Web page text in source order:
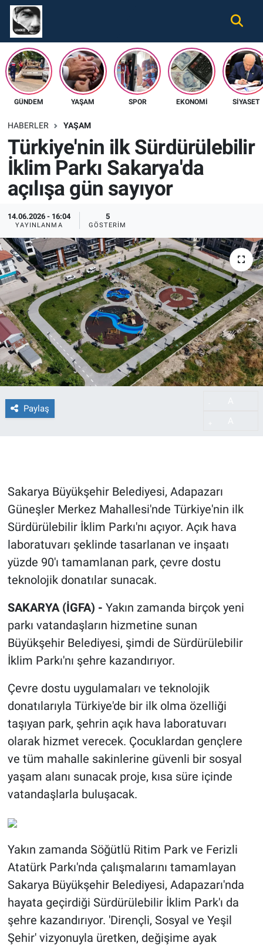
GÜNDEM YAŞAM SPOR EKONOMI SIYASET
HABERLER YAŞAM
Türkiye'nin ilk Sürdürülebilir
İklim Parkı Sakarya'da
açılışa gün sayıyor
14.06.2026 - 16:04
YAYINLANMA
5
GÖSTERIM
Paylaş
Sakarya Büyükşehir Belediyesi, Adapazarı
Güneşler Merkez Mahallesi'nde Türkiye'nin ilk
Sürdürülebilir İklim Parkı'nı açıyor. Açık hava
laboratuvarı şeklinde tasarlanan ve inşaatı
yüzde 90'ı tamamlanan park, çevre dostu
teknolojik donatılar sunacak.
SAKARYA (İGFA) - Yakın zamanda birçok yeni
parkı vatandaşların hizmetine sunan
Büyükşehir Belediyesi, şimdi de Sürdürülebilir
İklim Parkı'nı şehre kazandırıyor.
Çevre dostu uygulamaları ve teknolojik
donatılarıyla Türkiye'de bir ilk olma özelliği
taşıyan park, şehrin açık hava laboratuvarı
olarak hizmet verecek. Çocuklardan gençlere
ve tüm mahalle sakinlerine güvenli bir sosyal
yaşam alanı sunacak proje, kısa süre içinde
vatandaşlarla buluşacak.
Yakın zamanda Söğütlü Ritim Park ve Ferizli
Atatürk Parkı'nda çalışmalarını tamamlayan
Sakarya Büyükşehir Belediyesi, Adapazarı'nda
hayata geçirdiği Sürdürülebilir İklim Park'ı da
şehre kazandırıyor. 'Dirençli, Sosyal ve Yeşil
Şehir' vizyonuyla üretken, değişime ayak
Gündem
Ekonomi
Spor
Tüm Haberler
İletişim
Künye
Nöbetçi Eczaneler
Hava Durumu
Namaz Vakitleri
Süper Lig Puan Durumu ve Fikstür
Tüm Manşetler
Son Dakika Haberleri
Haber Arşivi